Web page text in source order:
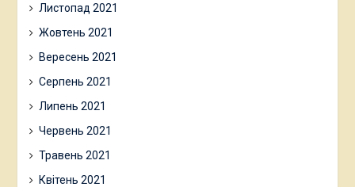
Листопад 2021
Жовтень 2021
Вересень 2021
Серпень 2021
Липень 2021
Червень 2021
Травень 2021
Квітень 2021